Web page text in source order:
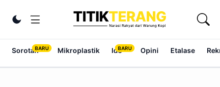
Ubah tema
Sorotan Mikroplastik Ide Opini Etalase